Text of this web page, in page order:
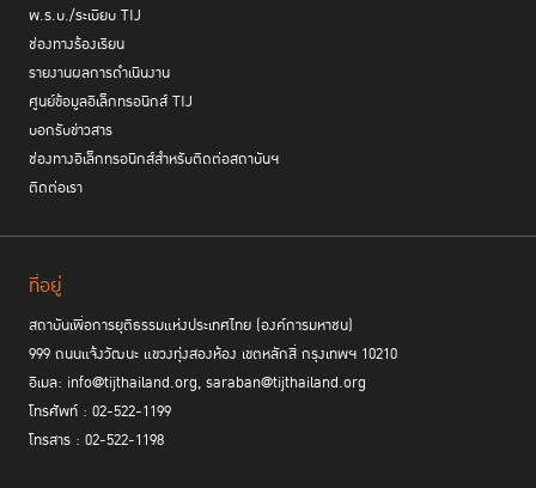
นอกจากนี้ ในช่วงการเสวนา ที่ประชุมได้เน้นย้ำถึงเส้นทางสู่เรือนจำของผู้ต้องขัง
หญิง ซึ่งมักเชื่อมโยงกับความเหลื่อมล้ำทางเศรษฐกิจและสังคม ความเปราะ
บาง และความคาดหวังทางเพศที่ถูกกำหนดโดยสังคม ตลอดจนผลกระทบที่ไม่
สมส่วนที่ผู้หญิงต้องเผชิญเมื่อเข้าสู่กระบวนการยุติธรรมทางอาญา โดยมีผู้
พ.ร.บ./ระเบียบ TIJ
ช่องทางร้องเรียน
รายงานผลการดำเนินงาน
ศูนย์ข้อมูลอิเล็กทรอนิกส์ TIJ
บอกรับข่าวสาร
ช่องทางอิเล็กทรอนิกส์สำหรับติดต่อสถาบันฯ
ติดต่อเรา
ที่อยู่
สถาบันเพื่อการยุติธรรมแห่งประเทศไทย (องค์การมหาชน)
999 ถนนแจ้งวัฒนะ แขวงทุ่งสองห้อง เขตหลักสี่ กรุงเทพฯ 10210
อีเมล: info@tijthailand.org, saraban@tijthailand.org
โทรศัพท์ : 02-522-1199
โทรสาร : 02-522-1198